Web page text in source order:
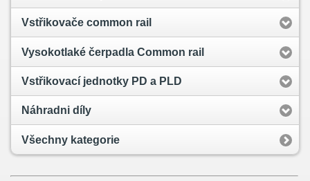
Vstřikovače common rail
Vysokotlaké čerpadla Common rail
Vstřikovací jednotky PD a PLD
Náhradni díly
Všechny kategorie